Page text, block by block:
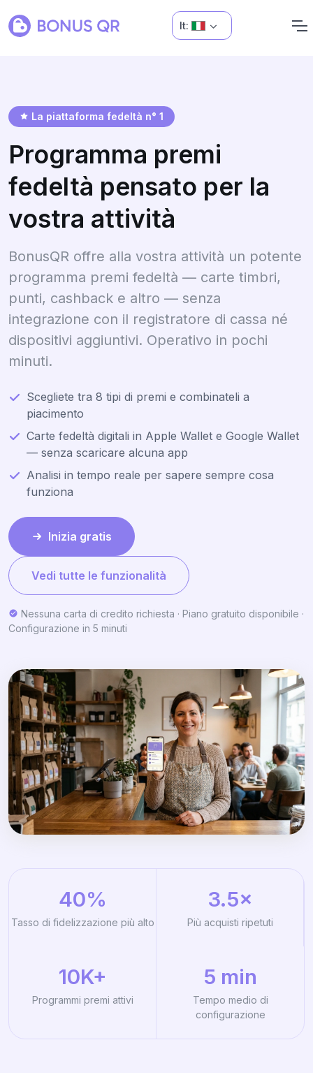
It:
La piattaforma fedeltà n° 1
Programma premi
fedeltà pensato per la
vostra attività
BonusQR offre alla vostra attività un potente
programma premi fedeltà — carte timbri,
punti, cashback e altro — senza
integrazione con il registratore di cassa né
dispositivi aggiuntivi. Operativo in pochi
minuti.
Scegliete tra 8 tipi di premi e combinateli a
piacimento
Carte fedeltà digitali in Apple Wallet e Google Wallet
— senza scaricare alcuna app
Analisi in tempo reale per sapere sempre cosa
funziona
Inizia gratis
Vedi tutte le funzionalità
Nessuna carta di credito richiesta · Piano gratuito disponibile ·
Configurazione in 5 minuti
40%
Tasso di fidelizzazione più alto
3.5×
Più acquisti ripetuti
10K+
Programmi premi attivi
5 min
Tempo medio di
configurazione